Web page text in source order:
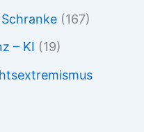
(167)
– KI (19)